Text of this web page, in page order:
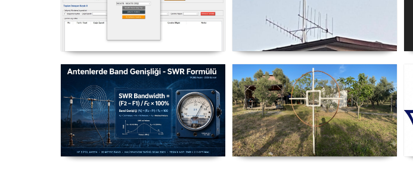
NexQso Telsiz Çevrim Kayıt
Yagi Anten Yönü Nasıl Belirlenir
Antenlerde Band Genişliği SWR
Manyetik Lup Anten (Magnetic